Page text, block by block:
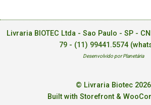
Livraria BIOTEC Ltda - Sao Paulo - SP -
79 - (11) 99441.5574
Desenvolvido por Planetária
© Livraria Biotec 2026
Built with Storefront &